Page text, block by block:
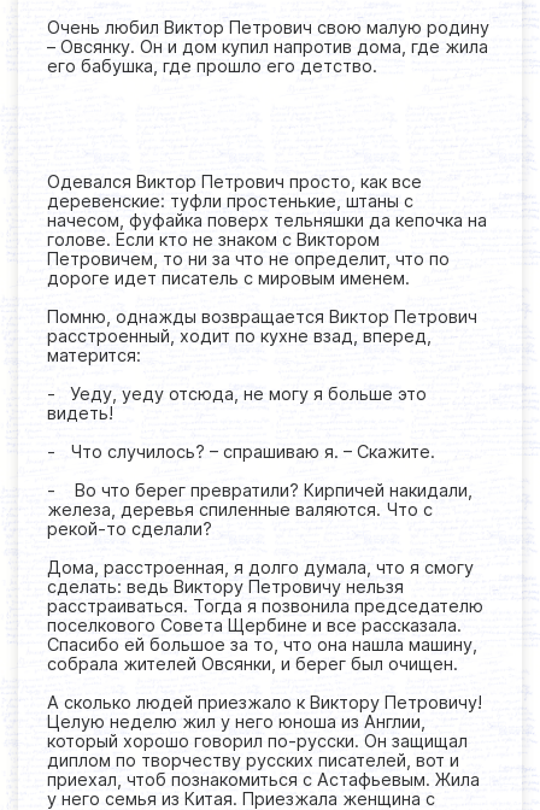
Очень любил Виктор Петрович свою малую родину
– Овсянку. Он и дом купил напротив дома, где жила
его бабушка, где прошло его детство.
Одевался Виктор Петрович просто, как все
деревенские: туфли простенькие, штаны с
начесом, фуфайка поверх тельняшки да кепочка на
голове. Если кто не знаком с Виктором
Петровичем, то ни за что не определит, что по
дороге идет писатель с мировым именем.
Помню, однажды возвращается Виктор Петрович
расстроенный, ходит по кухне взад, вперед,
матерится:
- Уеду, уеду отсюда, не могу я больше это
видеть!
- Что случилось? – спрашиваю я. – Скажите.
- Во что берег превратили? Кирпичей накидали,
железа, деревья спиленные валяются. Что с
рекой-то сделали?
Дома, расстроенная, я долго думала, что я смогу
сделать: ведь Виктору Петровичу нельзя
расстраиваться. Тогда я позвонила председателю
поселкового Совета Щербине и все рассказала.
Спасибо ей большое за то, что она нашла машину,
собрала жителей Овсянки, и берег был очищен.
А сколько людей приезжало к Виктору Петровичу!
Целую неделю жил у него юноша из Англии,
который хорошо говорил по-русски. Он защищал
диплом по творчеству русских писателей, вот и
приехал, чтоб познакомиться с Астафьевым. Жила
у него семья из Китая. Приезжала женщина с